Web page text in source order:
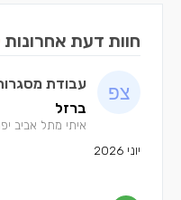
חוות דעת אחרונות
עבודת
ברזל
איתי מתל אביב יפו
יוני 2026